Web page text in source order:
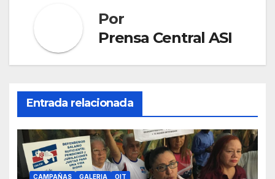
Por
Prensa Central ASI
Entrada relacionada
CAMPAÑAS GALERIA OIT